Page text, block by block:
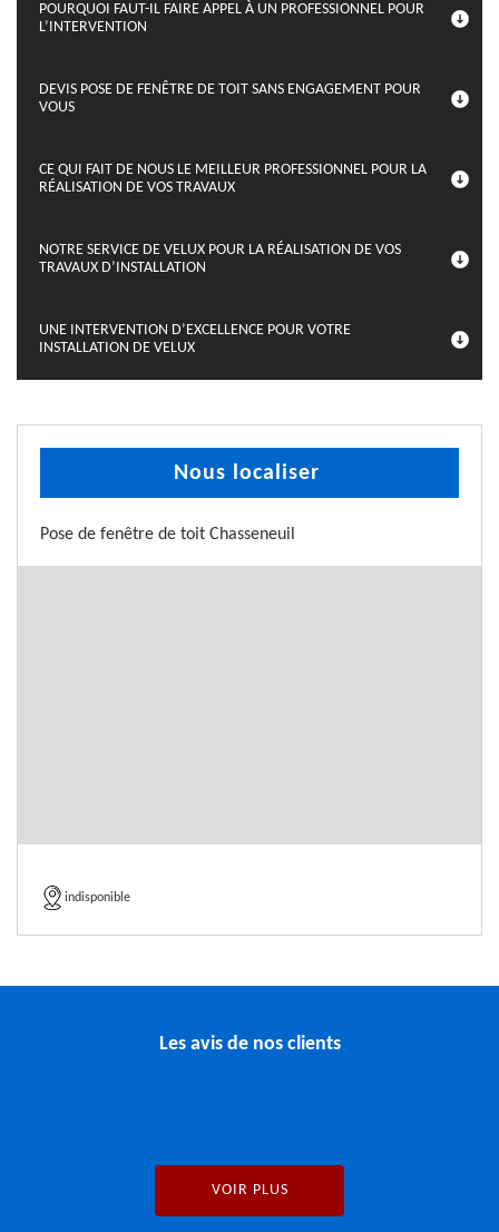
POURQUOI FAUT-IL FAIRE APPEL À UN PROFESSIONNEL POUR
L’INTERVENTION
DEVIS POSE DE FENÊTRE DE TOIT SANS ENGAGEMENT POUR
VOUS
CE QUI FAIT DE NOUS LE MEILLEUR PROFESSIONNEL POUR LA
RÉALISATION DE VOS TRAVAUX
NOTRE SERVICE DE VELUX POUR LA RÉALISATION DE VOS
TRAVAUX D’INSTALLATION
UNE INTERVENTION D’EXCELLENCE POUR VOTRE
INSTALLATION DE VELUX
Nous localiser
Pose de fenêtre de toit Chasseneuil
indisponible
Les avis de nos clients
VOIR PLUS